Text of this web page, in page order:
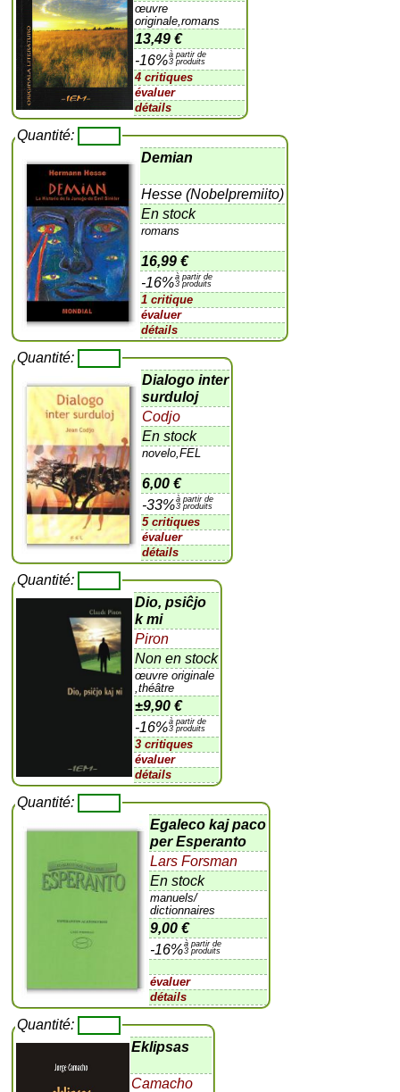
œuvre
originale,romans
13,49 €
-16%à partir de
3 produits
4 critiques
évaluer
détails
Quantité:
Demian
Hesse (Nobelpremiito)
En stock
romans
16,99 €
-16%à partir de
3 produits
1 critique
évaluer
détails
Quantité:
Dialogo inter
surduloj
Codjo
En stock
novelo,FEL
6,00 €
-33%à partir de
3 produits
5 critiques
évaluer
détails
Quantité:
Dio, psiĉjo
k mi
Piron
Non en stock
œuvre originale
,théâtre
±9,90 €
-16%à partir de
3 produits
3 critiques
évaluer
détails
Quantité:
Egaleco kaj paco
per Esperanto
Lars Forsman
En stock
manuels/
dictionnaires
9,00 €
-16%à partir de
3 produits
évaluer
détails
Quantité:
Eklipsas
Camacho